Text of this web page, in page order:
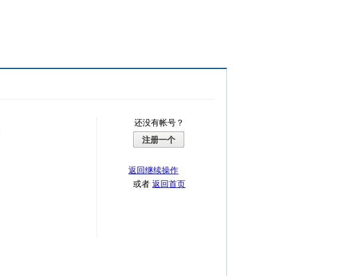
还没有帐号？
注册一个
返回继续操作
或者返回首页